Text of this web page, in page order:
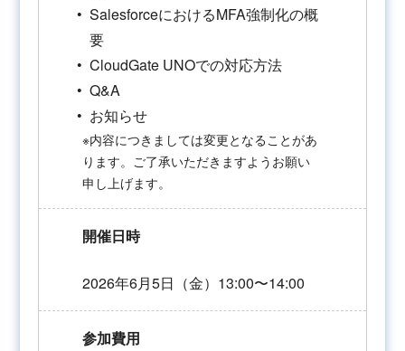
SalesforceにおけるMFA強制化の概
要
CloudGate UNOでの対応方法
Q&A
お知らせ
※内容につきましては変更となることがあ
ります。ご了承いただきますようお願い
申し上げます。
開催日時
2026年6月5日（金）13:00〜14:00
参加費用